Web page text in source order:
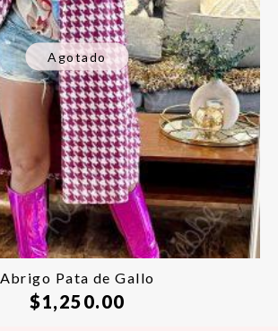
Agotado
Abrigo Pata de Gallo
$1,250.00